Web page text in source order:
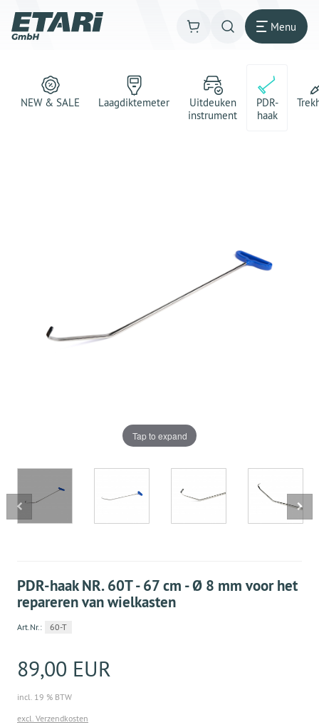
Menu
NEW & SALE Laagdiktemeter
Uitdeuken
instrument
PDR-
haak
Tap to expand
PDR-haak NR. 60T - 67 cm - Ø 8 mm voor het
repareren van wielkasten
Art.Nr.: 60-T
89,00 EUR
incl. 19 % BTW
excl. Verzendkosten